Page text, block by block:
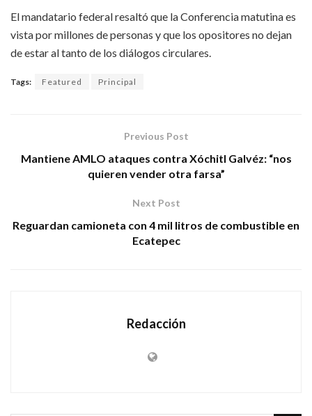
El mandatario federal resaltó que la Conferencia matutina es
vista por millones de personas y que los opositores no dejan
de estar al tanto de los diálogos circulares.
Tags: Featured Principal
Previous Post
Mantiene AMLO ataques contra Xóchitl Galvéz: “nos
quieren vender otra farsa”
Next Post
Reguardan camioneta con 4 mil litros de combustible en
Ecatepec
Redacción